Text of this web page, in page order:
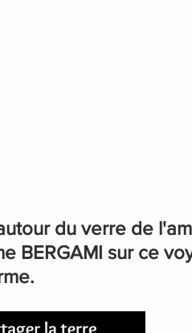
du verre de
BERGAMI sur ce